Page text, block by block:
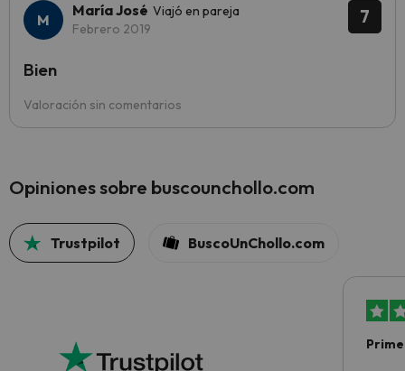
7
María José Viajó en pareja
Febrero 2019
Valoración sin comentarios
Bien
Opiniones sobre buscounchollo.com
Trustpilot BuscoUnChollo.com